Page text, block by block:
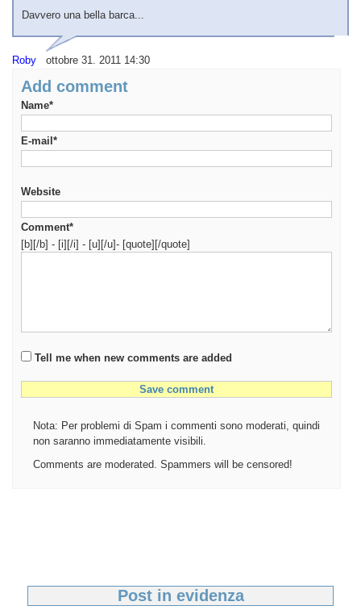
Davvero una bella barca...
Roby ottobre 31. 2011 14:30
Add comment
Name*
E-mail*
Website
Comment*
[b][/b] - [i][/i] - [u][/u]- [quote][/quote]
Tell me when new comments are added
Nota: Per problemi di Spam i commenti sono moderati, quindi
non saranno immediatamente visibili.
Comments are moderated. Spammers will be censored!
Post in evidenza